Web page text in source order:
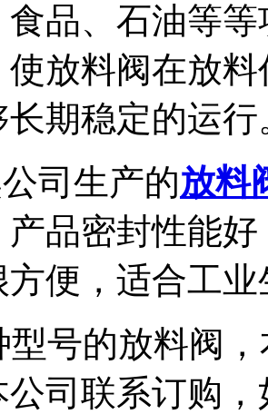
品、石油等
使放料阀在放
长期稳定的运行
司生产的放料
产品密封性能
便，适合工
的放料阀，
公司联系订购